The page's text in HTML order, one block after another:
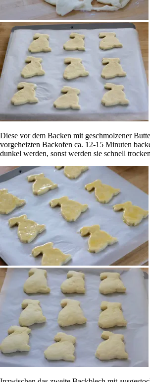
Diese vor dem Backen mit geschmolzener
vorgeheizten Backofen ca. 12-15 Minuten
dunkel werden, sonst werden sie schnell